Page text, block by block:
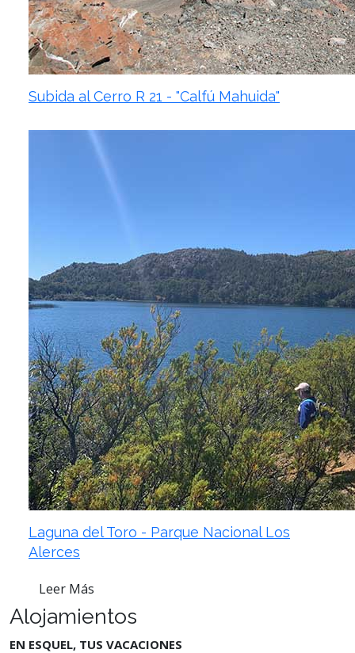
Subida al Cerro R 21 - "Calfú Mahuida"
Laguna del Toro - Parque Nacional Los
Alerces
Leer Más
Alojamientos
EN ESQUEL, TUS VACACIONES